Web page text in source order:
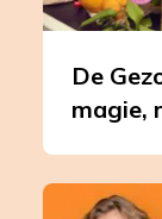
De
magie,
actie!
Leer